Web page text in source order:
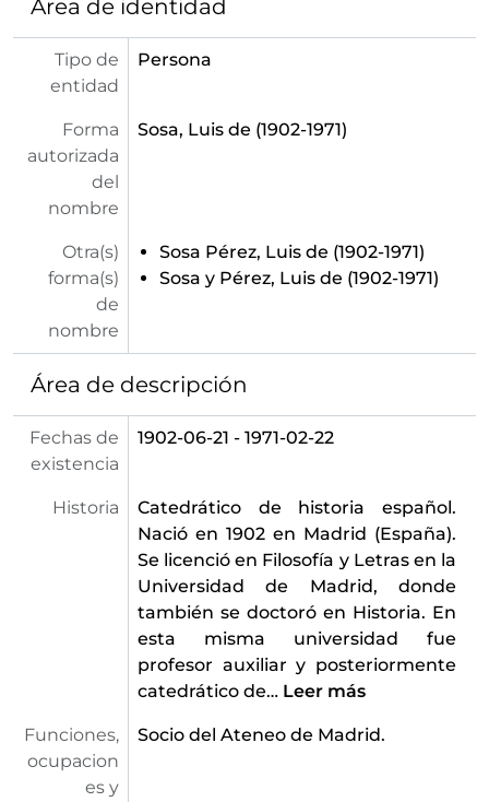
Área de identidad
Tipo de
entidad
Persona
Forma
autorizada
del
nombre
Sosa, Luis de (1902-1971)
Otra(s)
forma(s)
de
nombre
Sosa Pérez, Luis de (1902-1971)
Sosa y Pérez, Luis de (1902-1971)
Área de descripción
Fechas de
existencia
1902-06-21 - 1971-02-22
Historia
Catedrático de historia español.
Nació en 1902 en Madrid (España).
Se licenció en Filosofía y Letras en la
Universidad de Madrid, donde
también se doctoró en Historia. En
esta misma universidad fue
profesor auxiliar y posteriormente
catedrático de… Leer más
Funciones,
ocupacion
es y
Socio del Ateneo de Madrid.